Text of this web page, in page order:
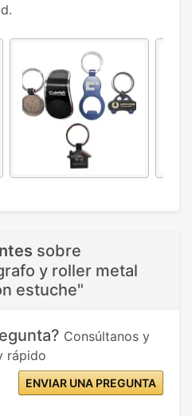
sobre
y roller metal
estuche"
Consúltanos y
rápido
ENVIAR UNA PREGUNTA